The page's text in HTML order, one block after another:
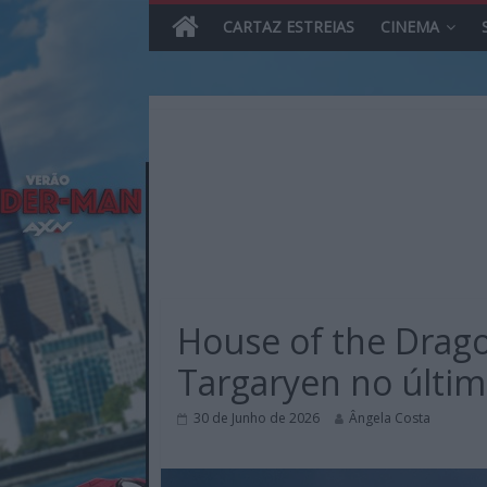
content
Reviews
sobre
CARTAZ ESTREIAS CINEMA
House of the
Targaryen no
30 de Junho de 2026 Ângela Costa